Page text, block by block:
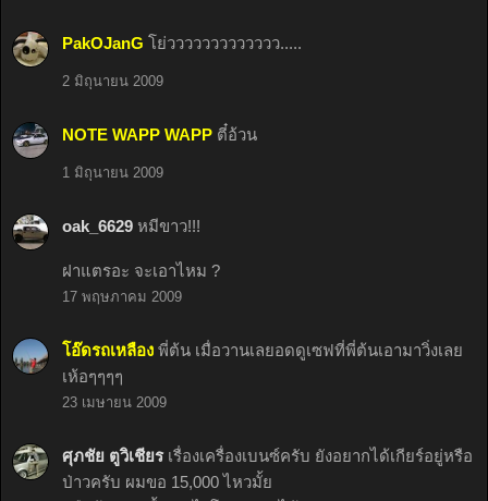
PakOJanG โย่ววววววววววววว.....
2 มิถุนายน 2009
NOTE WAPP WAPP ตี๋อ้วน
1 มิถุนายน 2009
oak_6629 หมีขาว!!!
ฝาแตรอะ จะเอาไหม ?
17 พฤษภาคม 2009
โอ๊ดรถเหลือง พี่ต้น เมื่อวานเลยอดดูเซฟที่พี่ต้นเอามาวิ่งเลย
เห้อๆๆๆๆ
23 เมษายน 2009
ศุภชัย ตูวิเชียร เรื่องเครื่องเบนซ์ครับ ยังอยากได้เกียร์อยู่หรือ
ป่าวครับ ผมขอ 15,000 ไหวมั้ย